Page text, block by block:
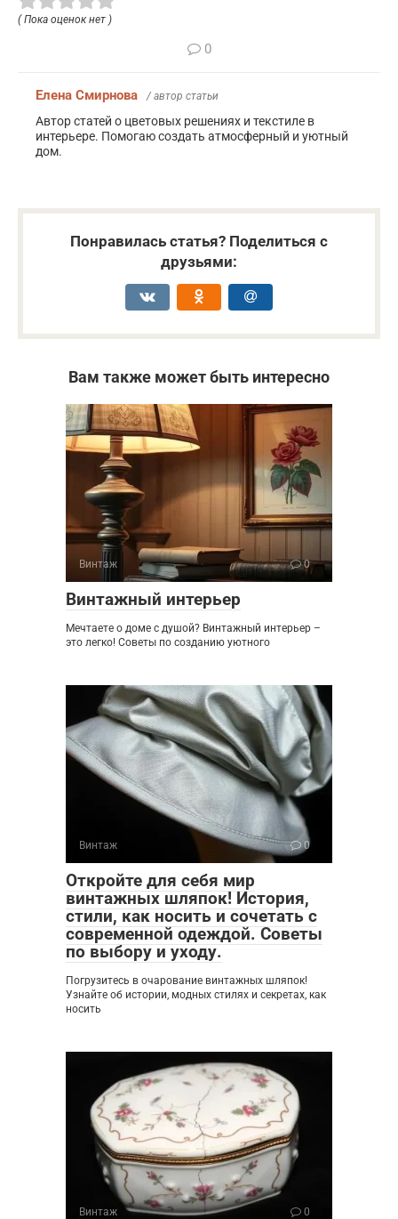
( Пока оценок нет )
0
Елена Смирнова / автор статьи
Автор статей о цветовых решениях и текстиле в
интерьере. Помогаю создать атмосферный и уютный
дом.
Понравилась статья? Поделиться с
друзьями:
Вам также может быть интересно
Винтаж 0
Винтажный интерьер
Мечтаете о доме с душой? Винтажный интерьер –
это легко! Советы по созданию уютного
Винтаж 0
Откройте для себя мир
винтажных шляпок! История,
стили, как носить и сочетать с
современной одеждой. Советы
по выбору и уходу.
Погрузитесь в очарование винтажных шляпок!
Узнайте об истории, модных стилях и секретах, как
носить
Винтаж 0